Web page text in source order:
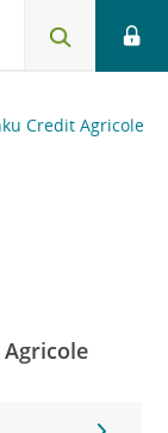
Credit Agricole